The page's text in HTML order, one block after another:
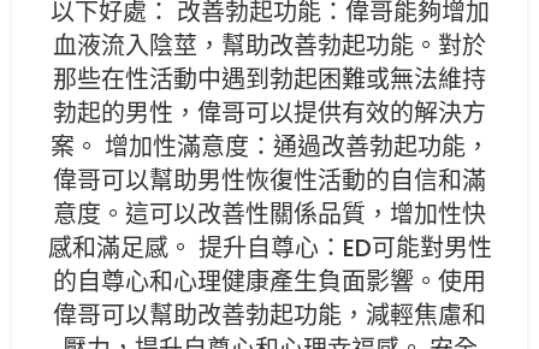
以下好處： 改善勃起功能：偉哥能夠增加
血液流入陰莖，幫助改善勃起功能。對於
那些在性活動中遇到勃起困難或無法維持
勃起的男性，偉哥可以提供有效的解決方
案。 增加性滿意度：通過改善勃起功能，
偉哥可以幫助男性恢復性活動的自信和滿
意度。這可以改善性關係品質，增加性快
感和滿足感。 提升自尊心：ED可能對男性
的自尊心和心理健康產生負面影響。使用
偉哥可以幫助改善勃起功能，減輕焦慮和